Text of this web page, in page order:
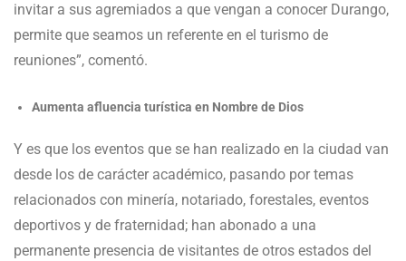
invitar a sus agremiados a que vengan a conocer Durango,
permite que seamos un referente en el turismo de
reuniones”, comentó.
Aumenta afluencia turística en Nombre de Dios
Y es que los eventos que se han realizado en la ciudad van
desde los de carácter académico, pasando por temas
relacionados con minería, notariado, forestales, eventos
deportivos y de fraternidad; han abonado a una
permanente presencia de visitantes de otros estados del